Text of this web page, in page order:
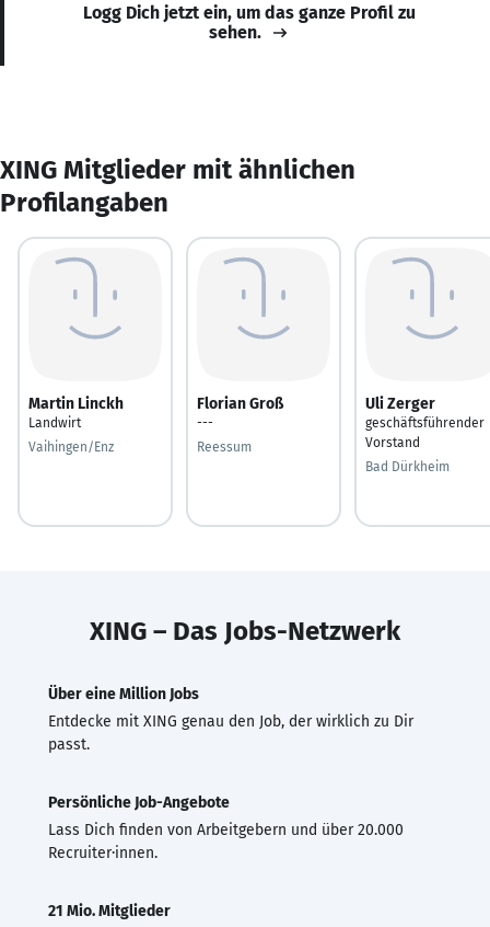
Logg Dich jetzt ein, um das ganze Profil zu
sehen.
XING Mitglieder mit ähnlichen
Profilangaben
Martin Linckh
Landwirt
Vaihingen/Enz
Florian Groß
---
Reessum
Uli Zerger
geschäftsführender
Vorstand
Bad Dürkheim
XING – Das Jobs-Netzwerk
Über eine Million Jobs
Entdecke mit XING genau den Job, der wirklich zu Dir
passt.
Persönliche Job-Angebote
Lass Dich finden von Arbeitgebern und über 20.000
Recruiter·innen.
21 Mio. Mitglieder